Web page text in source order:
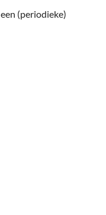
(periodieke)